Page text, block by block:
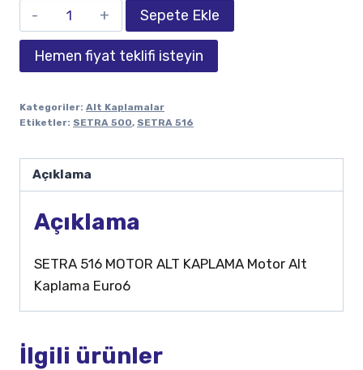
Sepete Ekle
Hemen fiyat teklifi isteyin
Kategoriler: Alt Kaplamalar
Etiketler: SETRA 500, SETRA 516
Açıklama
Açıklama
SETRA 516 MOTOR ALT KAPLAMA Motor Alt
Kaplama Euro6
İlgili ürünler